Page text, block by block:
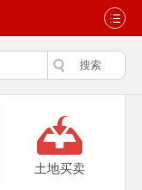
土地买卖